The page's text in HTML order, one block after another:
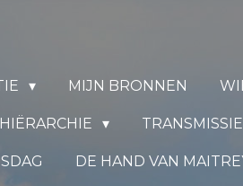
MIJN BRONNEN
DE HAND VAN